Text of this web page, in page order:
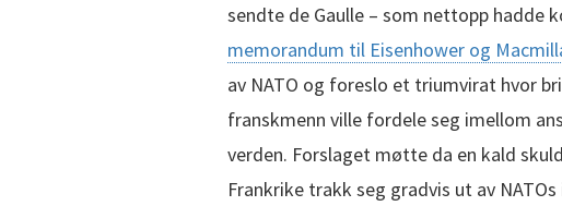
sendte de Gaulle – som nettopp hadde
memorandum til Eisenhower og
av NATO og foreslo et triumvirat hvor
franskmenn ville fordele seg imellom
verden. Forslaget møtte da en kald
Frankrike trakk seg gradvis ut av